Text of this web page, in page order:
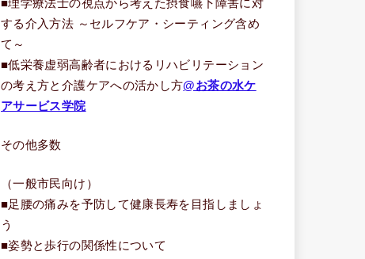
■理学療法士の視点から考えた摂食嚥下障害に対
する介入方法 ～セルフケア・シーティング含め
て～
■低栄養虚弱高齢者におけるリハビリテーション
の考え方と介護ケアへの活かし方@お茶の水ケ
アサービス学院
その他多数
（一般市民向け）
■足腰の痛みを予防して健康長寿を目指しましょ
う
■姿勢と歩行の関係性について